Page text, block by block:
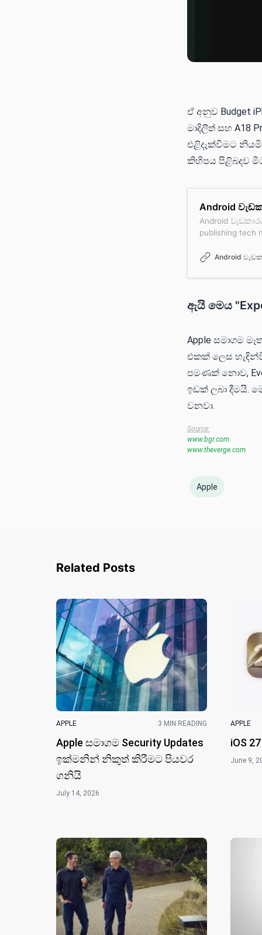
ඒ අනුව Budget
මාදිලීත් සහ A18
එළිදැක්වීමට
කිහිපය පිළිබදව
Android
Android
publishing tech
Android
ඇයි මෙය
Apple සමාගම
එකක් ලෙස
පමණක් නොව,
ඉඩක් ලබා දීමයි.
වනවා.
Source:
www.bgr.com
www.theverge.com
Apple
Related Posts
APPLE 3 MIN READING
Apple සමාගම Security Updates
ඉක්මනින් නිකුත් කිරීමට පියවර
ගනියි
July 14, 2026
APPLE
iOS
June 9,